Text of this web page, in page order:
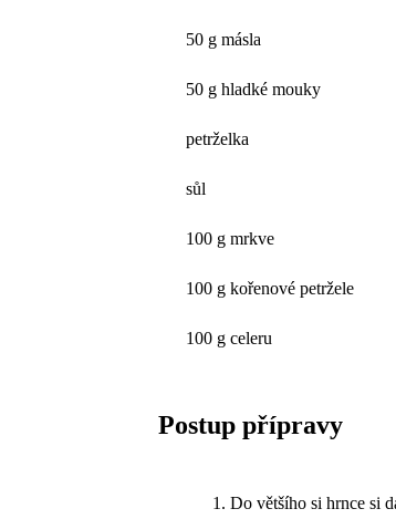
50 g másla
50 g hladké mouky
petrželka
sůl
100 g mrkve
100 g kořenové petržele
100 g celeru
Postup přípravy
Do většího si hrnce si